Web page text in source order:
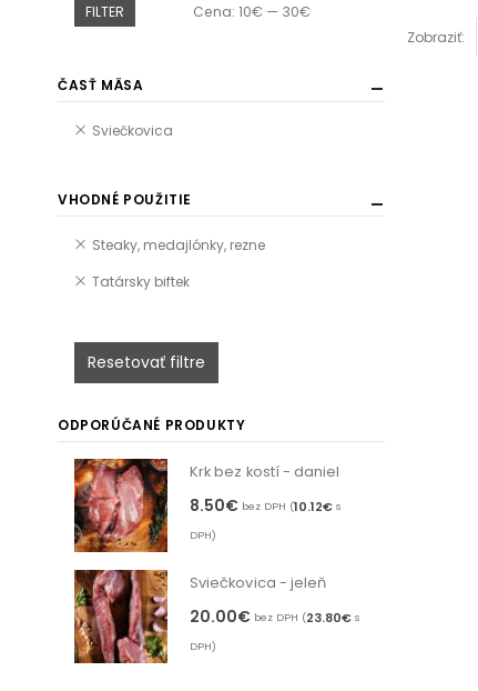
Zobraziť:
FILTER Cena: 10€— 30€
ČASŤ MÄSA
Sviečkovica
VHODNÉ POUŽITIE
Steaky, medajlónky, rezne
Tatársky biftek
Resetovať filtre
ODPORÚČANÉ PRODUKTY
Krk bez kostí - daniel
8.50€ bez DPH (10.12€ s
DPH)
Sviečkovica - jeleň
20.00€ bez DPH (23.80€ s
DPH)